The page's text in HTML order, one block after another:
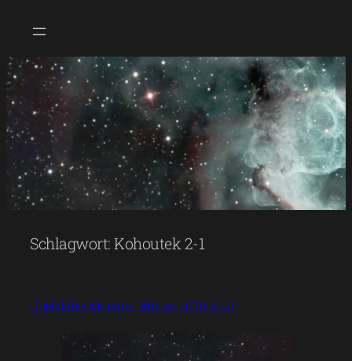
Inhalt
Schlagwort:Kohoutek 2-1
Objekt des Monats Februar 2026: K2-1